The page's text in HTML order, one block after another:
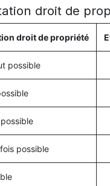
droit de
droit de propriété
possible
possible